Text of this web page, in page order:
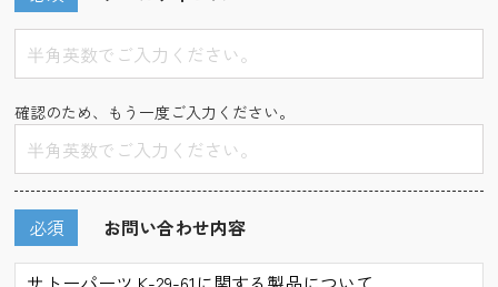
確認のため、もう一度ご入力ください。
お問い合わせ内容
必須